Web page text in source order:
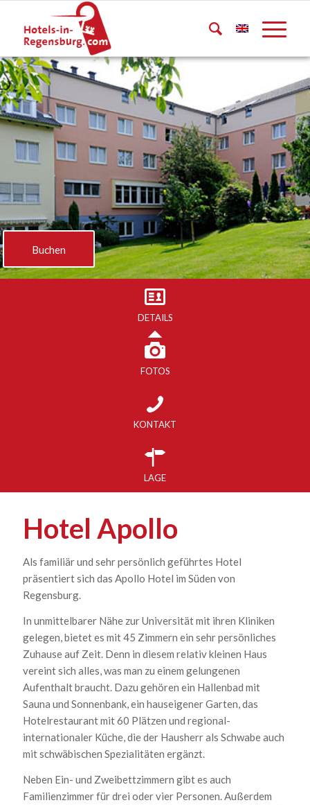
Buchen
DETAILS
FOTOS
KONTAKT
LAGE
Hotel Apollo
Als familiär und sehr persönlich geführtes Hotel
präsentiert sich das Apollo Hotel im Süden von
Regensburg.
In unmittelbarer Nähe zur Universität mit ihren Kliniken
gelegen, bietet es mit 45 Zimmern ein sehr persönliches
Zuhause auf Zeit. Denn in diesem relativ kleinen Haus
vereint sich alles, was man zu einem gelungenen
Aufenthalt braucht. Dazu gehören ein Hallenbad mit
Sauna und Sonnenbank, ein hauseigener Garten, das
Hotelrestaurant mit 60 Plätzen und regional-
internationaler Küche, die der Hausherr als Schwabe auch
mit schwäbischen Spezialitäten ergänzt.
Neben Ein- und Zweibettzimmern gibt es auch
Familienzimmer für drei oder vier Personen. Außerdem